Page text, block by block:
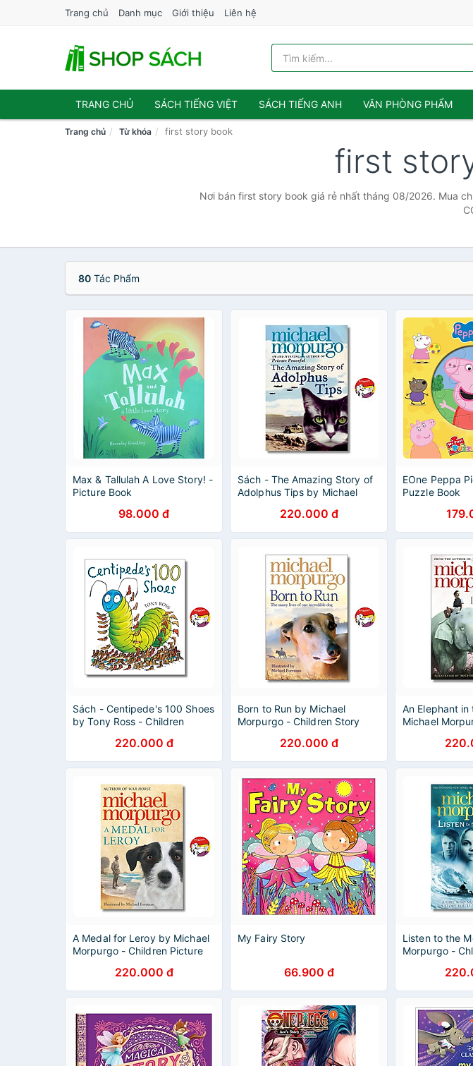
Trang chủ Danh mục Giới thiệu Liên hệ
TRANG CHỦ SÁCH TIẾNG VIỆT SÁCH TIẾNG ANH VĂN PHÒNG PHẨM
Trang chủ Từ khóa first story book
first
Nơi bán first story book giá rẻ nhất tháng 08/2026. Mua
80 Tác Phẩm
Max & Tallulah A Love Story! -
Picture Book
98.000 đ
Sách - The Amazing Story of
Adolphus Tips by Michael
book in English220.000 đ
EOne Peppa
Puzzle Book
Sách - Centipede's 100 Shoes
by Tony Ross - Children
Sách Ngoại Văn
220.000 đ
Born to Run by Michael
Morpurgo - Children Story
Văn Nhập Khẩu220.000 đ
An Elephant
Michael
Ngoại Văn
A Medal for Leroy by Michael
Morpurgo - Children Picture
Ngoại Văn220.000 đ
My Fairy Story
66.900 đ
Listen to the
Morpurgo -
Văn Nhập